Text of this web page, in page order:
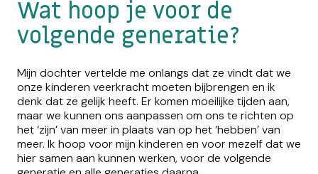
Wat hoop je voor de
volgende generatie?
Mijn dochter vertelde me onlangs dat ze vindt dat we
onze kinderen veerkracht moeten bijbrengen en ik
denk dat ze gelijk heeft. Er komen moeilijke tijden aan,
maar we kunnen ons aanpassen om ons te richten op
het ‘zijn’ van meer in plaats van op het ‘hebben’ van
meer. Ik hoop voor mijn kinderen en voor mezelf dat we
hier samen aan kunnen werken, voor de volgende